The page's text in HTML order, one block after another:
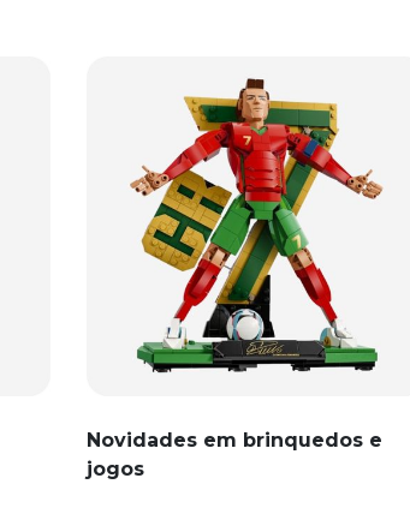
Novidades em brinquedos e
jogos